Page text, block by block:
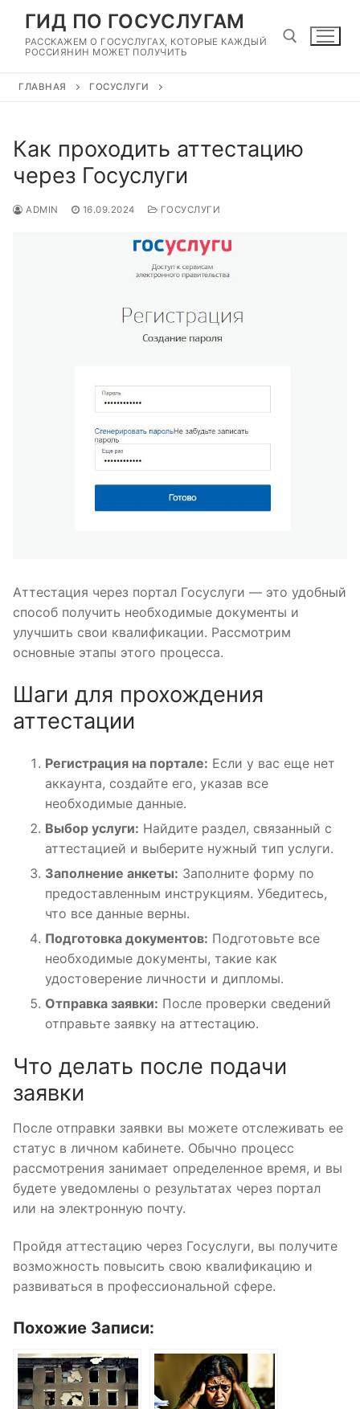
Перейти
содержимому
ГИД ПО ГОСУСЛУГАМ
РАССКАЖЕМ О ГОСУСЛУГАХ, КОТОРЫЕ КАЖДЫЙ
РОССИЯНИН МОЖЕТ ПОЛУЧИТЬ
ГЛАВНАЯ ГОСУСЛУГИ
Как проходить аттестацию
через Госуслуги
ADMIN 16.09.2024 ГОСУСЛУГИ
Аттестация через портал Госуслуги — это удобный
способ получить необходимые документы и
улучшить свои квалификации. Рассмотрим
основные этапы этого процесса.
Шаги для прохождения
аттестации
Регистрация на портале: Если у вас еще нет
аккаунта, создайте его, указав все
необходимые данные.
Выбор услуги: Найдите раздел, связанный с
аттестацией и выберите нужный тип услуги.
Заполнение анкеты: Заполните форму по
предоставленным инструкциям. Убедитесь,
что все данные верны.
Подготовка документов: Подготовьте все
необходимые документы, такие как
удостоверение личности и дипломы.
Отправка заявки: После проверки сведений
отправьте заявку на аттестацию.
Что делать после подачи
заявки
После отправки заявки вы можете отслеживать ее
статус в личном кабинете. Обычно процесс
рассмотрения занимает определенное время, и вы
будете уведомлены о результатах через портал
или на электронную почту.
Пройдя аттестацию через Госуслуги, вы получите
возможность повысить свою квалификацию и
развиваться в профессиональной сфере.
Похожие Записи: